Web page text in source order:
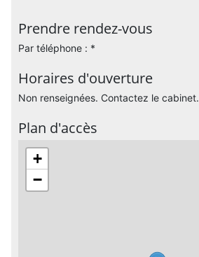
Prendre rendez-vous
Par téléphone : *
Horaires d'ouverture
Non renseignées. Contactez le cabinet.
Plan d'accès
+
−